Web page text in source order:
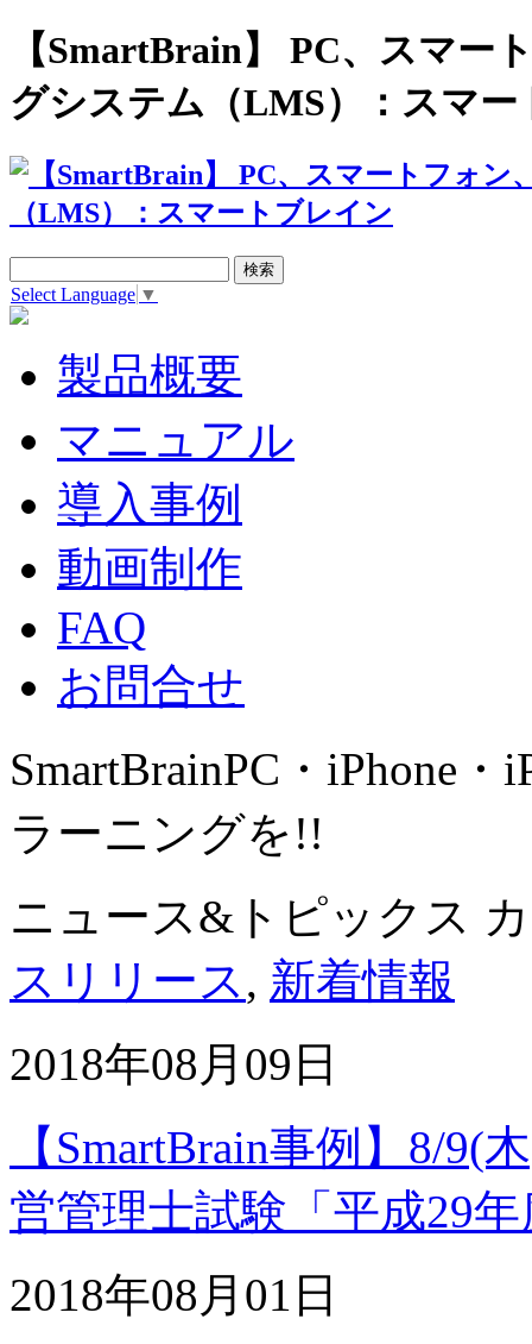
【SmartBrain】 PC、スマー
グシステム（LMS）：スマー
Select Language ▼
製品概要
マニュアル
導入事例
動画制作
FAQ
お問合せ
SmartBrainPC・iPhone・
ラーニングを!!
ニュース&トピックス
スリリース, 新着情報
2018年08月09日
【SmartBrain事例】8/9(
営管理士試験「平成29
2018年08月01日